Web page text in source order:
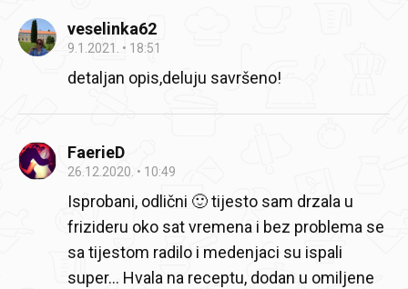
veselinka62
9.1.2021. 18:51
detaljan opis,deluju savršeno!
FaerieD
26.12.2020. 10:49
Isprobani, odlični 🙂 tijesto sam drzala u
frizideru oko sat vremena i bez problema se
sa tijestom radilo i medenjaci su ispali
super... Hvala na receptu, dodan u omiljene